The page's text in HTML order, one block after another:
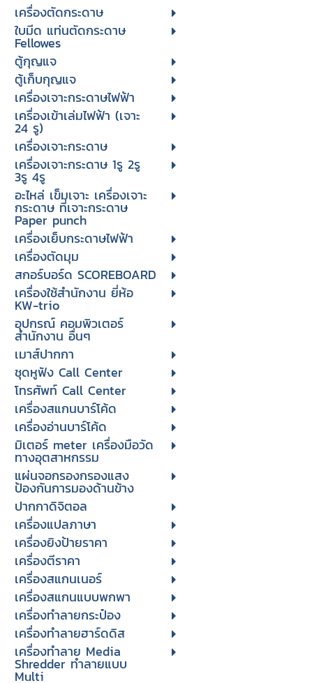
เครื่องตัดกระดาษ
ใบมีด แท่นตัดกระดาษ
Fellowes
ตู้กุญแจ
ตู้เก็บกุญแจ
เครื่องเจาะกระดาษไฟฟ้า
เครื่องเข้าเล่มไฟฟ้า (เจาะ
24 รู)
เครื่องเจาะกระดาษ
เครื่องเจาะกระดาษ 1รู 2รู
3รู 4รู
อะไหล่ เข็มเจาะ เครื่องเจาะ
กระดาษ ที่เจาะกระดาษ
Paper punch
เครื่องเย็บกระดาษไฟฟ้า
เครื่องตัดมุม
สกอร์บอร์ด SCOREBOARD
เครื่องใช้สำนักงาน ยี่ห้อ
KW-trio
อุปกรณ์ คอมพิวเตอร์
สำนักงาน อื่นๆ
เมาส์ปากกา
ชุดหูฟัง Call Center
โทรศัพท์ Call Center
เครื่องสแกนบาร์โค้ด
เครื่องอ่านบาร์โค้ด
มิเตอร์ meter เครื่องมือวัด
ทางอุตสาหกรรม
แผ่นจอกรองกรองแสง
ป้องกันการมองด้านข้าง
ปากกาดิจิตอล
เครื่องแปลภาษา
เครื่องยิงป้ายราคา
เครื่องตีราคา
เครื่องสแกนเนอร์
เครื่องสแกนแบบพกพา
เครื่องทำลายกระป๋อง
เครื่องทำลายฮาร์ดดิส
เครื่องทำลาย Media
Shredder ทำลายแบบ
Multi